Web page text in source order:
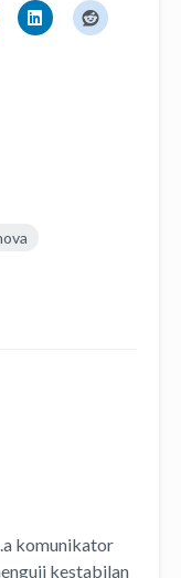
komunikator
kestabilan